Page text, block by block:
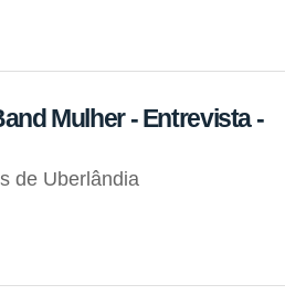
Mulher - Entrevista -
de Uberlândia